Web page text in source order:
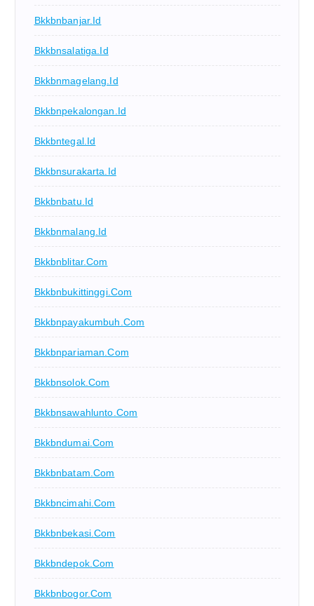
Bkkbnbanjar.id
Bkkbnsalatiga.id
Bkkbnmagelang.id
Bkkbnpekalongan.id
Bkkbntegal.id
Bkkbnsurakarta.id
Bkkbnbatu.id
Bkkbnmalang.id
Bkkbnblitar.com
Bkkbnbukittinggi.com
Bkkbnpayakumbuh.com
Bkkbnpariaman.com
Bkkbnsolok.com
Bkkbnsawahlunto.com
Bkkbndumai.com
Bkkbnbatam.com
Bkkbncimahi.com
Bkkbnbekasi.com
Bkkbndepok.com
Bkkbnbogor.com